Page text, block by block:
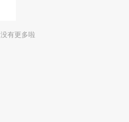
没有更多啦